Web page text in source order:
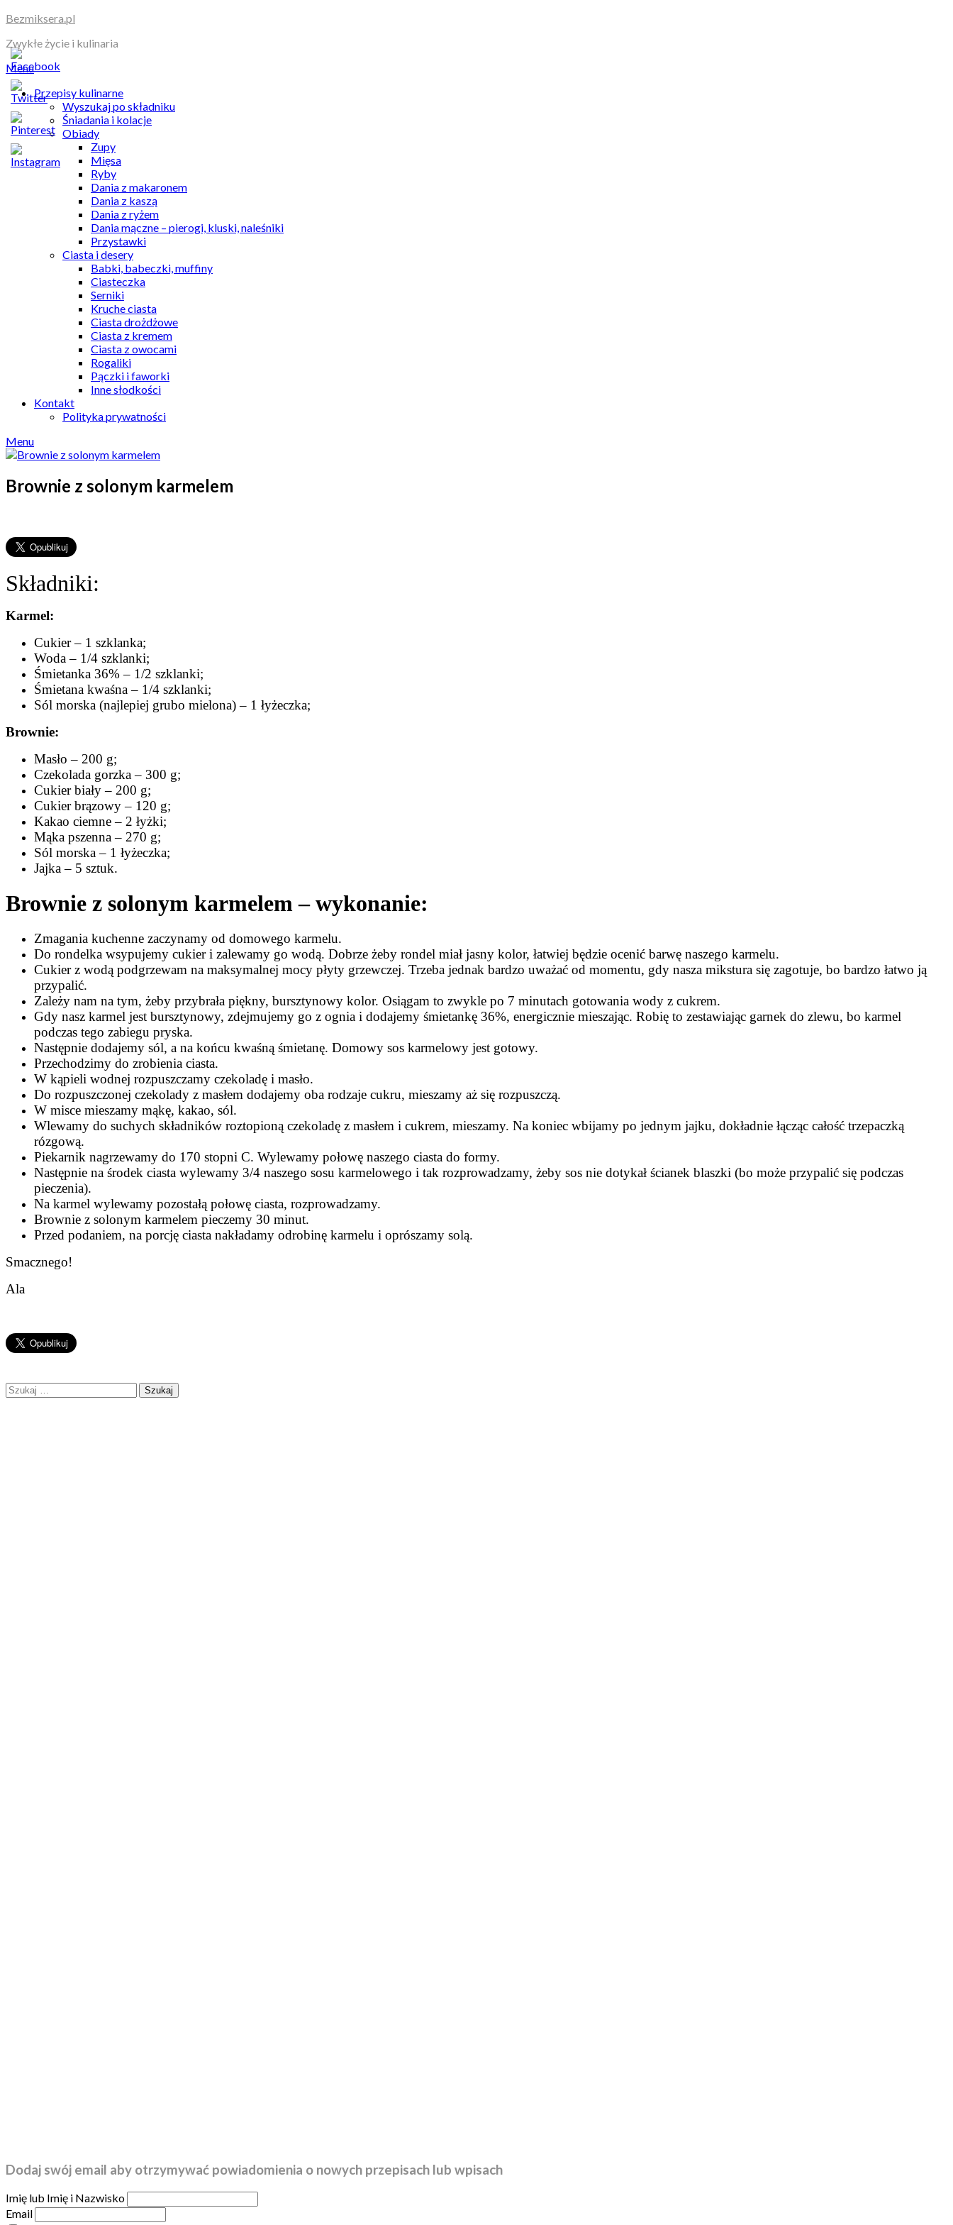
Skip
content
Bezmiksera.pl
Zwykłe życie i kulinaria
Menu
Przepisy kulinarne
Wyszukaj po składniku
Śniadania i kolacje
Obiady
Zupy
Mięsa
Ryby
Dania z makaronem
Dania z kaszą
Dania z ryżem
Dania mączne – pierogi, kluski, naleśniki
Przystawki
Ciasta i desery
Babki, babeczki, muffiny
Ciasteczka
Serniki
Kruche ciasta
Ciasta drożdżowe
Ciasta z kremem
Ciasta z owocami
Rogaliki
Pączki i faworki
Inne słodkości
Kontakt
Polityka prywatności
Menu
Brownie z solonym karmelem
Składniki:
Karmel:
Cukier – 1 szklanka;
Woda – 1/4 szklanki;
Śmietanka 36% – 1/2 szklanki;
Śmietana kwaśna – 1/4 szklanki;
Sól morska (najlepiej grubo mielona) – 1 łyżeczka;
Brownie:
Masło – 200 g;
Czekolada gorzka – 300 g;
Cukier biały – 200 g;
Cukier brązowy – 120 g;
Kakao ciemne – 2 łyżki;
Mąka pszenna – 270 g;
Sól morska – 1 łyżeczka;
Jajka – 5 sztuk.
Brownie z solonym karmelem – wykonanie:
Zmagania kuchenne zaczynamy od domowego karmelu.
Do rondelka wsypujemy cukier i zalewamy go wodą. Dobrze żeby rondel miał jasny kolor, łatwiej będzie ocenić barwę naszego karmelu.
Cukier z wodą podgrzewam na maksymalnej mocy płyty grzewczej. Trzeba jednak bardzo uważać od momentu, gdy nasza mikstura się zagotuje, bo bardzo łatwo ją
przypalić.
Zależy nam na tym, żeby przybrała piękny, bursztynowy kolor. Osiągam to zwykle po 7 minutach gotowania wody z cukrem.
Gdy nasz karmel jest bursztynowy, zdejmujemy go z ognia i dodajemy śmietankę 36%, energicznie mieszając. Robię to zestawiając garnek do zlewu, bo karmel
podczas tego zabiegu pryska.
Następnie dodajemy sól, a na końcu kwaśną śmietanę. Domowy sos karmelowy jest gotowy.
Przechodzimy do zrobienia ciasta.
W kąpieli wodnej rozpuszczamy czekoladę i masło.
Do rozpuszczonej czekolady z masłem dodajemy oba rodzaje cukru, mieszamy aż się rozpuszczą.
W misce mieszamy mąkę, kakao, sól.
Wlewamy do suchych składników roztopioną czekoladę z masłem i cukrem, mieszamy. Na koniec wbijamy po jednym jajku, dokładnie łącząc całość trzepaczką
rózgową.
Piekarnik nagrzewamy do 170 stopni C. Wylewamy połowę naszego ciasta do formy.
Następnie na środek ciasta wylewamy 3/4 naszego sosu karmelowego i tak rozprowadzamy, żeby sos nie dotykał ścianek blaszki (bo może przypalić się podczas
pieczenia).
Na karmel wylewamy pozostałą połowę ciasta, rozprowadzamy.
Brownie z solonym karmelem pieczemy 30 minut.
Przed podaniem, na porcję ciasta nakładamy odrobinę karmelu i oprószamy solą.
Smacznego!
Ala
Szukaj:
Dodaj swój email aby otrzymywać powiadomienia o nowych przepisach lub wpisach
Imię lub Imię i Nazwisko
Email